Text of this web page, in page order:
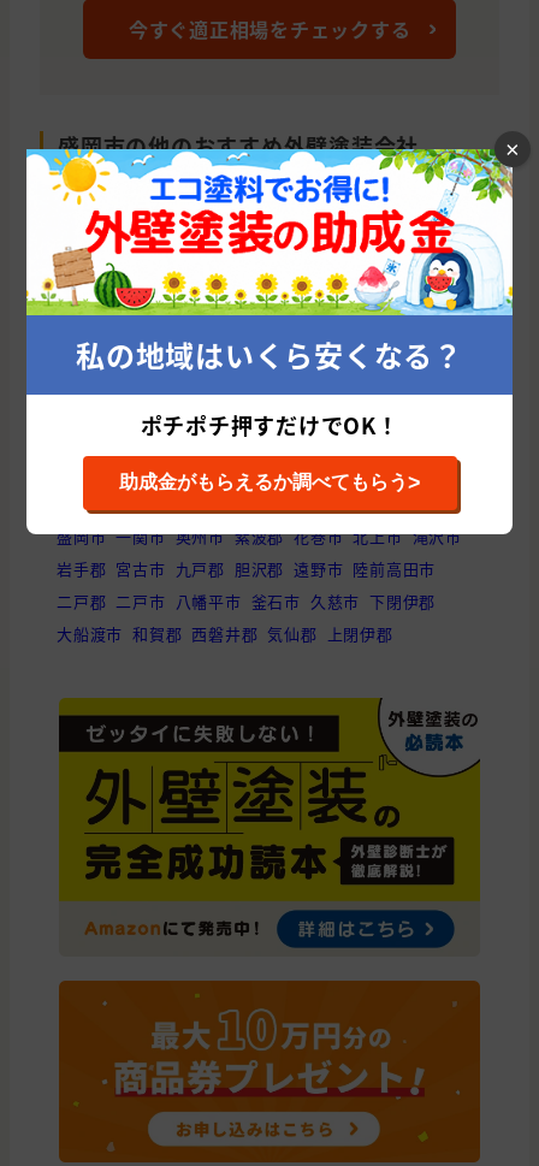
今すぐ適正相場をチェックする
盛岡市の他のおすすめ外壁塗装会社
株式会社 Y’sコーポレーション(岩手県/盛岡
市)
累計施工件数: 39 件
平均施工単価: 1,000,424 円
岩手県の他の市区町村から外壁塗装会社を
盛岡市 一関市 奥州市 紫波郡 花巻市 北上市 滝沢市
岩手郡 宮古市 九戸郡 胆沢郡 遠野市 陸前高田市
二戸郡 二戸市 八幡平市 釜石市 久慈市 下閉伊郡
大船渡市 和賀郡 西磐井郡 気仙郡 上閉伊郡
×
私の地域はいくら安くなる？
ポチポチ押すだけでOK！
助成金がもらえるか調べてもらう>